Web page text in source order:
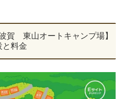
賀 東山オートキャンプ場】
と料金